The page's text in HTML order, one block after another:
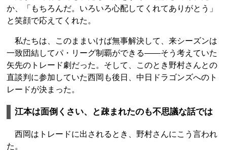
か、「もちろんだ。いろいろ心配してくれてありがとう」
と笑顔で応えてくれた。
私たちは、このままいけば無事解決して、来シーズンは
一致団結してパ・リーグ制覇ができる――そう考えていた
矢先のトレード劇だった。そして、このとき野村さんとの
直談判に参加していた西岡も後日、中日ドラゴンズへのト
レードが決まった。
江本は面倒くさい、と疎まれたのも不思議な話では
西岡はトレードに出されるとき、野村さんにこう言われ
た。